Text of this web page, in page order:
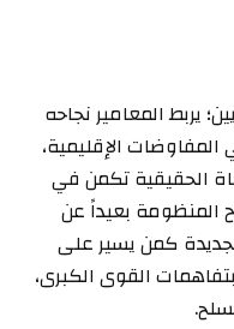
يربط المعامير نجاحه
المفاوضات الإقليمية،
الحقيقية تكمن في
المنظومة بعيداً عن
كمن يسير على
القوى الكبرى،